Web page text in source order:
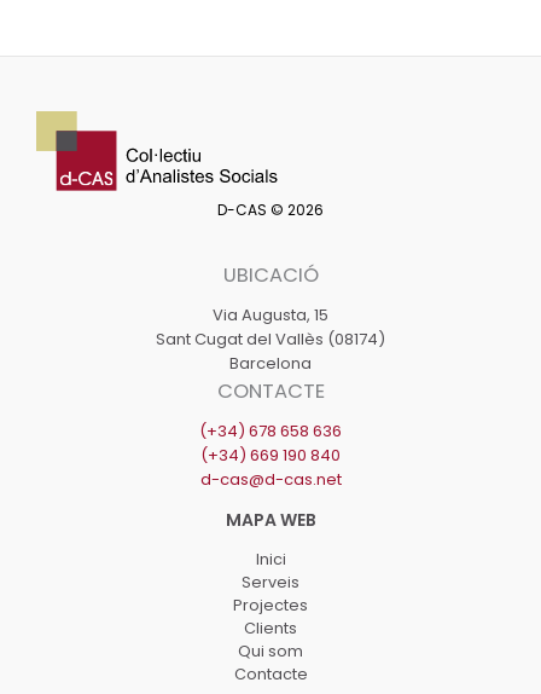
D-CAS © 2026
UBICACIÓ
Via Augusta, 15
Sant Cugat del Vallès (08174)
Barcelona
CONTACTE
(+34) 678 658 636
(+34) 669 190 840
d-cas@d-cas.net
Inici
Serveis
Projectes
Clients
Qui som
Contacte